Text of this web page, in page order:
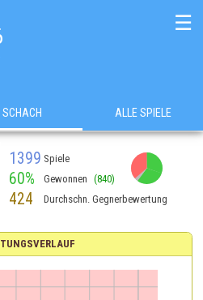
☰
SCHACH ALLE SPIELE
1399 Spiele
60% Gewonnen (840)
424 Durchschn. Gegnerbewertung